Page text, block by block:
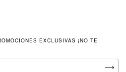
EXCLUSIVAS ¡NO TE